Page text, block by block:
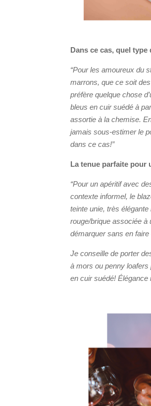
Dans ce cas, quel
“Pour les amoureux du
marrons, que ce soit
préfère quelque chose
bleus en cuir suédé à
assortie à la chemise.
jamais sous-estimer le
dans ce cas!”
La tenue parfaite pour
“Pour un apéritif avec
contexte informel, le
teinte unie, très
rouge/brique associée à
démarquer sans en faire
Je conseille de porter
à mors ou penny loafers
en cuir suédé!